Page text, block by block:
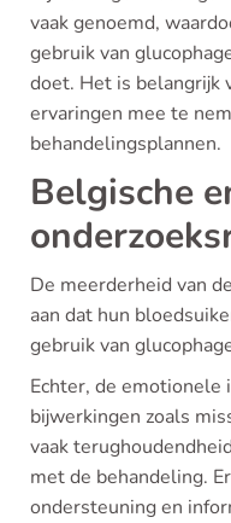
vaak genoemd,
gebruik van
doet. Het is belangrijk
ervaringen mee te
behandelingsplannen.
Belgische
De meerderheid van
aan dat hun
gebruik van
Echter, de emotionele
bijwerkingen zoals
vaak
met de behandeling.
ondersteuning en